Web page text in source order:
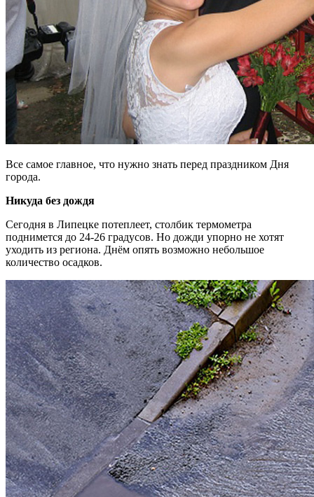
Все самое главное, что нужно знать перед праздником Дня
города.
Никуда без дождя
Сегодня в Липецке потеплеет, столбик термометра
поднимется до 24-26 градусов. Но дожди упорно не хотят
уходить из региона. Днём опять возможно небольшое
количество осадков.